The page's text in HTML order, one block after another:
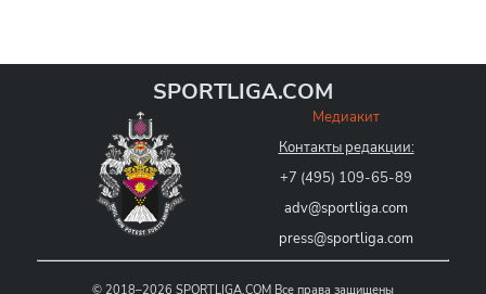
SPORTLIGA.COM
Медиакит
Контакты редакции:
+7 (495) 109-65-89
adv@sportliga.com
press@sportliga.com
© 2018–2026 SPORTLIGA.COM Все права защищены